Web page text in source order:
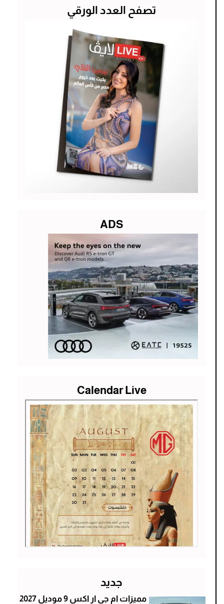
تصفح العدد الورقي
ADS
Calendar Live
جديد
مميزات ام جى ار اكس 9 موديل 2027